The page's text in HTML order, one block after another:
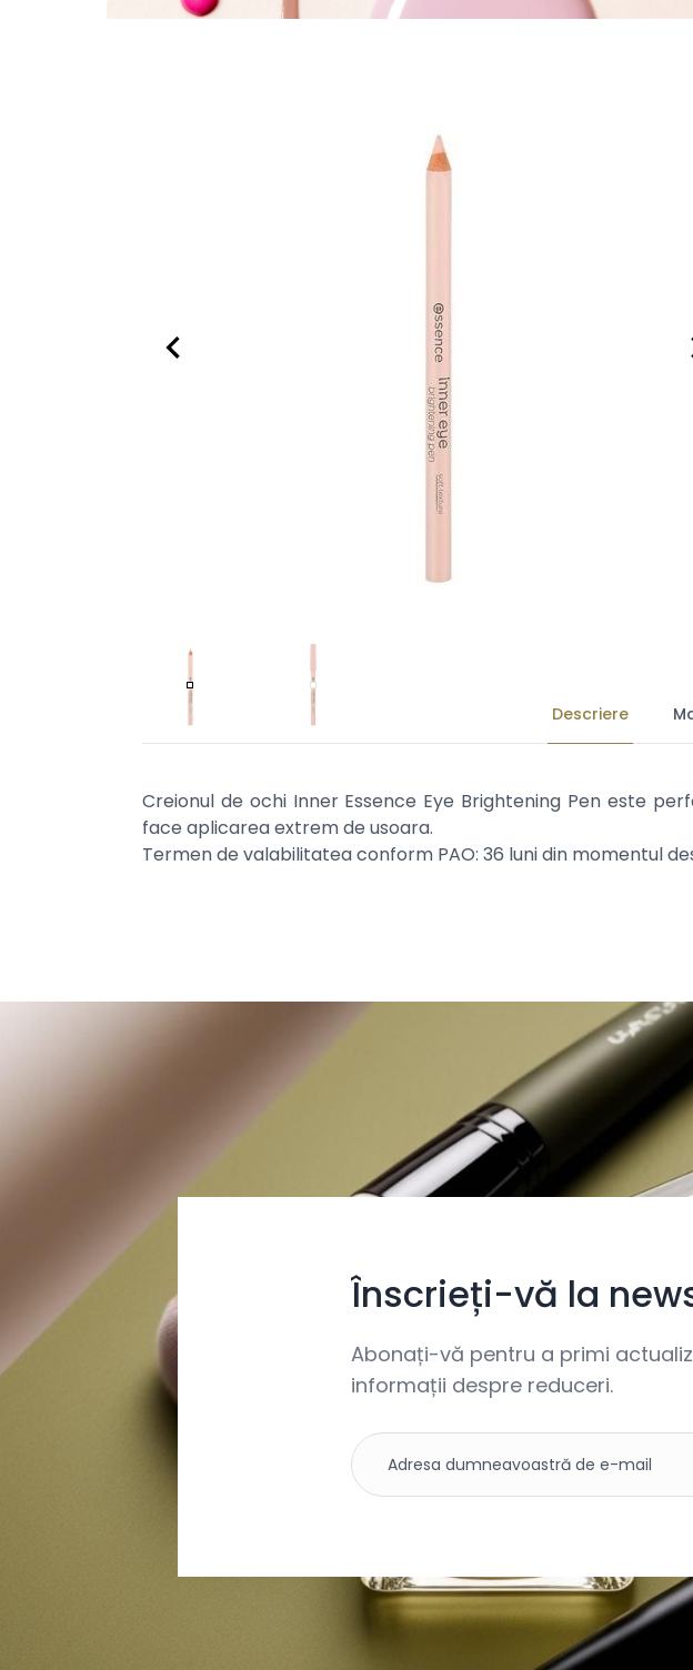
Descriere
Creionul de ochi Inner Essence Eye Brightening Pen este
face aplicarea extrem de usoara.
Termen de valabilitatea conform PAO: 36 luni din momentul
Înscrieți-vă la
Abonați-vă pentru a primi
informații despre reduceri.